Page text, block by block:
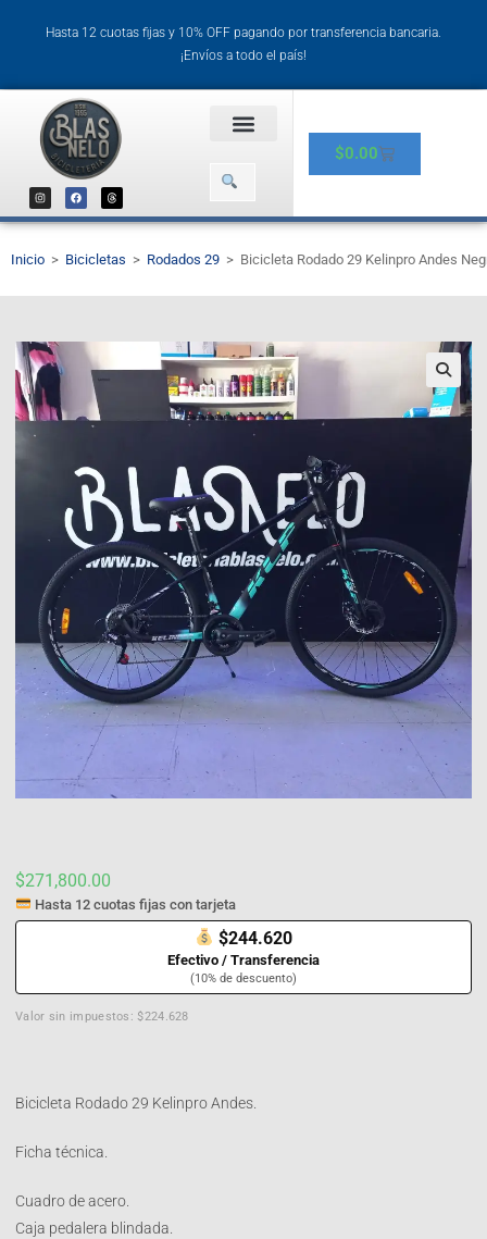
Hasta 12 cuotas fijas y 10% OFF pagando por transferencia bancaria.
¡Envíos a todo el país!
$0.00
Inicio > Bicicletas > Rodados 29 > Bicicleta Rodado 29 Kelinpro Andes
$271,800.00
Hasta 12 cuotas fijas con tarjeta
$244.620
Efectivo / Transferencia
(10% de descuento)
Valor sin impuestos: $224.628
Bicicleta Rodado 29 Kelinpro Andes.
Ficha técnica.
Cuadro de acero.
Caja pedalera blindada.